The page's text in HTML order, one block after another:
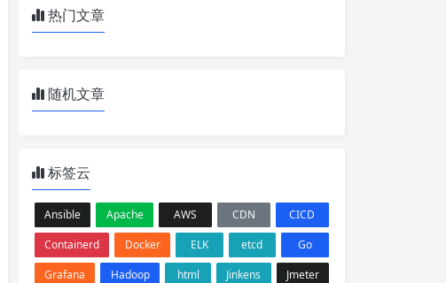
热门文章
随机文章
标签云
Ansible Apache AWS CDN
CICD
Containerd
Docker ELK etcd
Go
Grafana
Hadoop html Jinkens
Jmeter